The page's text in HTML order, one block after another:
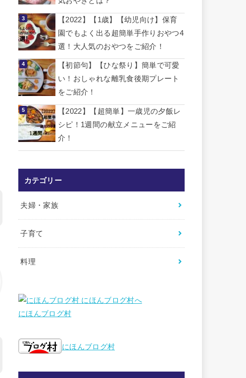
【2022】【1歳】【幼児向け】保育
園でもよく出る超簡単手作りおやつ4
選！大人気のおやつをご紹介！
【初節句】【ひな祭り】簡単で可愛
い！おしゃれな離乳食後期プレート
をご紹介！
【2022】【超簡単】一歳児の夕飯レ
シピ！1週間の献立メニューをご紹
介！
カテゴリー
夫婦・家族
子育て
料理
にほんブログ村
にほんブログ村